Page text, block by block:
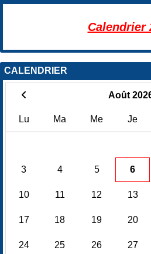
Calendrier
CALENDRIER
Août
Lu Ma Me Je
3 4 5 6
10 11 12 13
17 18 19 20
24 25 26 27